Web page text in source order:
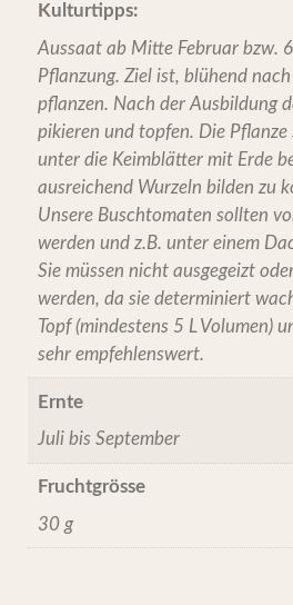
Kulturtipps:
Aussaat ab Mitte Februar bzw.
Pflanzung. Ziel ist, blühend
pflanzen. Nach der Ausbildung
pikieren und topfen. Die
unter die Keimblätter mit Erde
ausreichend Wurzeln bilden zu
Unsere Buschtomaten sollten
werden und z.B. unter einem
Sie müssen nicht ausgegeizt
werden, da sie determiniert
Topf (mindestens 5 L Volumen)
sehr empfehlenswert.
Ernte
Juli bis September
Fruchtgrösse
30 g